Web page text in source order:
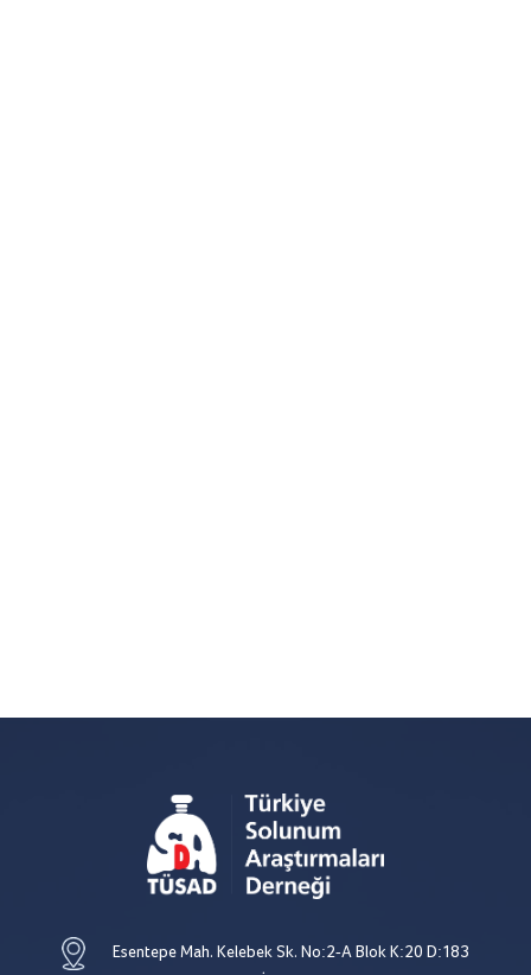
Esentepe Mah. Kelebek Sk. No:2-A Blok K:20 D:183